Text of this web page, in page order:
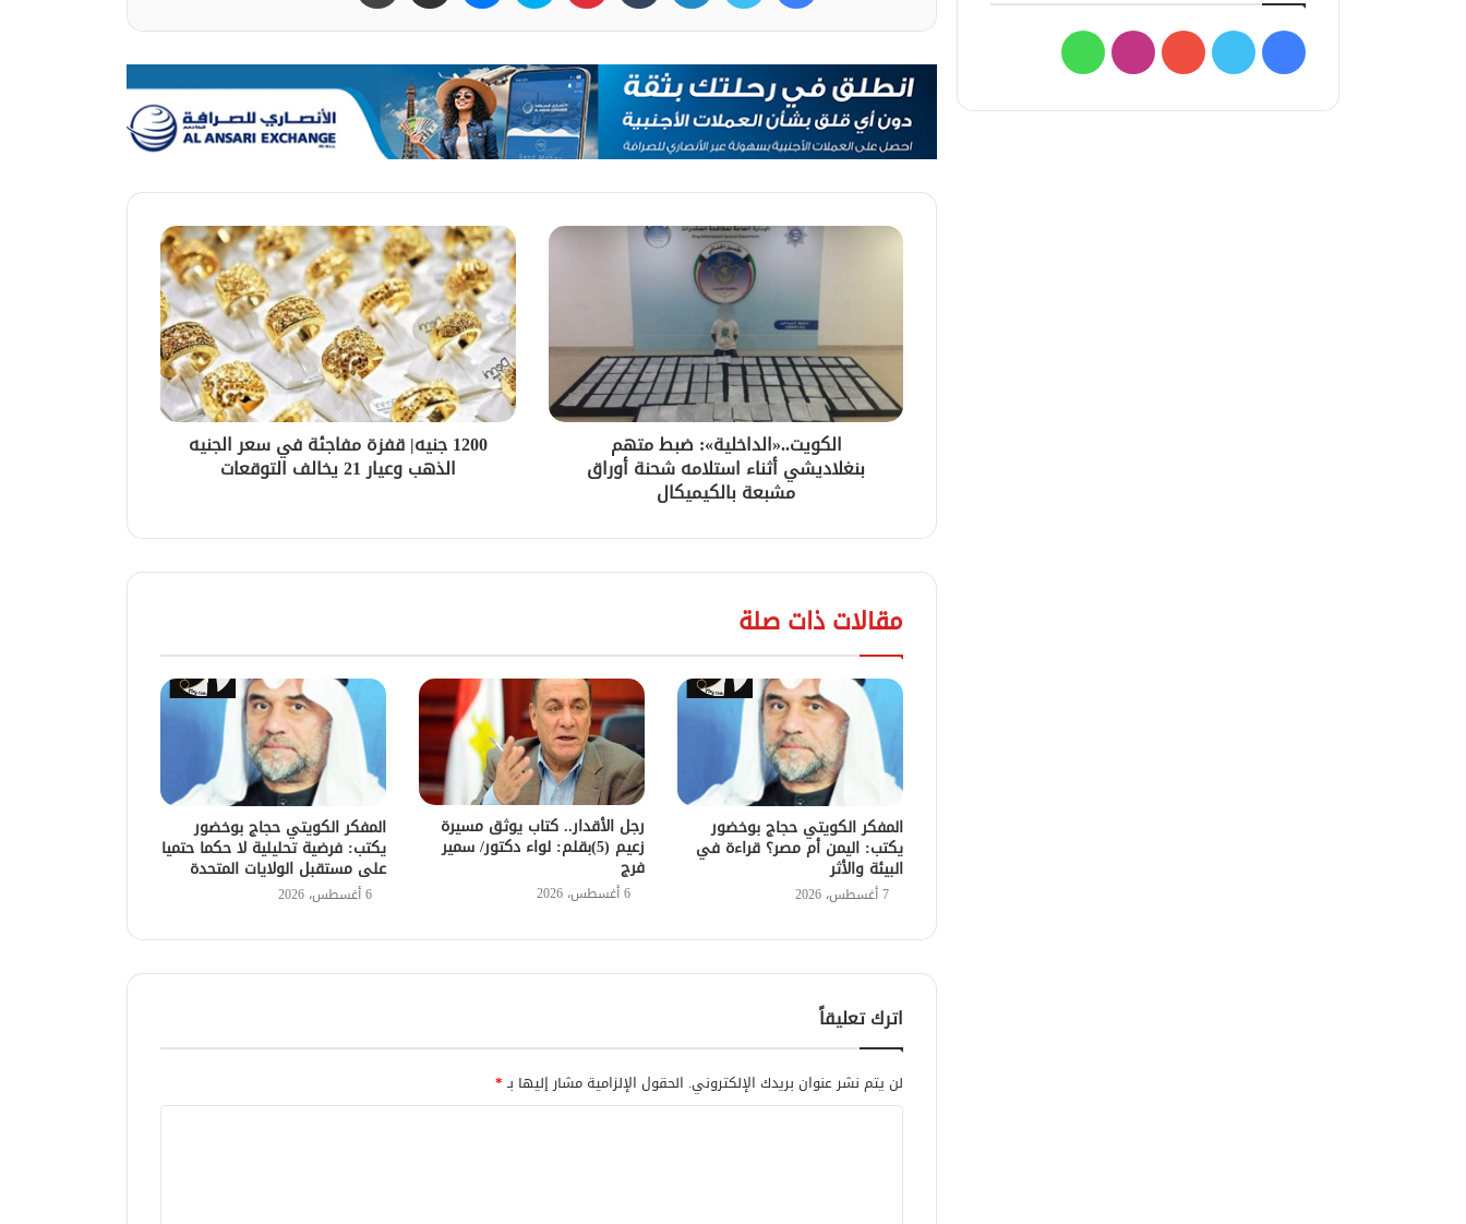
الكويت..«الداخلية»: ضبط متهم
بنغلاديشي أثناء استلامه شحنة أوراق
مشبعة بالكيميكال
1200 جنيه| قفزة مفاجئة في سعر الجنيه
الذهب وعيار 21 يخالف التوقعات
مقالات ذات صلة
المفكر الكويتي حجاج بوخضور
يكتب: اليمن أم مصر؟ قراءة في
البيئة والأثر
7 أغسطس، 2026
رجل الأقدار.. كتاب يوثق مسيرة
زعيم (5)بقلم: لواء دكتور/ سمير
فرج
6 أغسطس، 2026
المفكر الكويتي حجاج بوخضور
يكتب: فرضية تحليلية لا حكما حتميا
على مستقبل الولايات المتحدة
6 أغسطس، 2026
اترك تعليقاً
لن يتم نشر عنوان بريدك الإلكتروني. الحقول الإلزامية مشار إليها بـ*
فيسبوك
تويتر يوتيوبانستقرامواتساب